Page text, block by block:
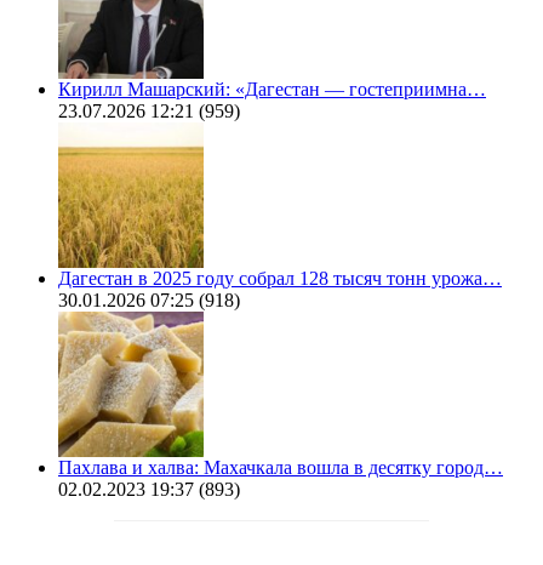
Кирилл Машарский: «Дагестан — гостеприимна…
23.07.2026 12:21 (959)
Дагестан в 2025 году собрал 128 тысяч тонн урожа…
30.01.2026 07:25 (918)
Пахлава и халва: Махачкала вошла в десятку город…
02.02.2023 19:37 (893)